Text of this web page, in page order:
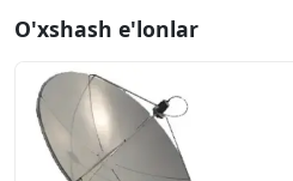
O'xshash e'lonlar